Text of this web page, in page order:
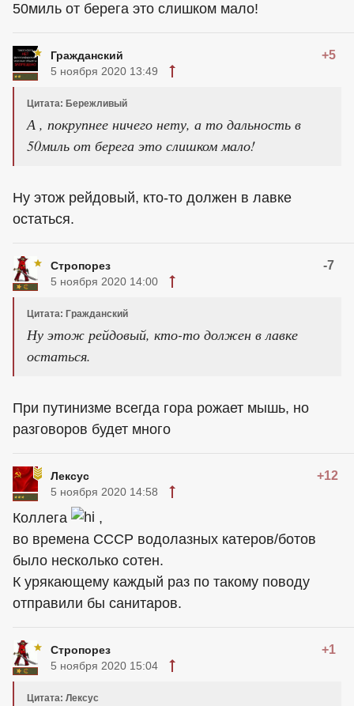
50миль от берега это слишком мало!
Гражданский +5
5 ноября 2020 13:49
Цитата: Бережливый
А , покрупнее ничего нету, а то дальность в
50миль от берега это слишком мало!
Ну этож рейдовый, кто-то должен в лавке
остаться.
Стропорез -7
5 ноября 2020 14:00
Цитата: Гражданский
Ну этож рейдовый, кто-то должен в лавке
остаться.
При путинизме всегда гора рожает мышь, но
разговоров будет много
Лексус +12
5 ноября 2020 14:58
Коллега
,
во времена СССР водолазных катеров/ботов
было несколько сотен.
К урякающему каждый раз по такому поводу
отправили бы санитаров.
Стропорез +1
5 ноября 2020 15:04
Цитата: Лексус